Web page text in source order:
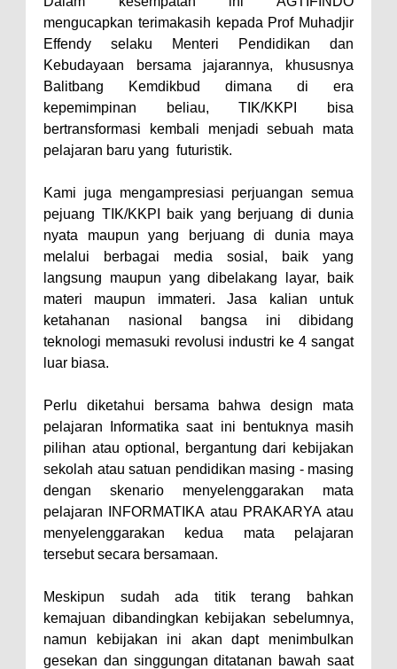
mengucapkan terimakasih kepada Prof Muhadjir
Effendy selaku Menteri Pendidikan dan
Kebudayaan bersama jajarannya, khususnya
Balitbang Kemdikbud dimana di era
kepemimpinan beliau, TIK/KKPI bisa
bertransformasi kembali menjadi sebuah mata
pelajaran baru yang futuristik.
Kami juga mengampresiasi perjuangan semua
pejuang TIK/KKPI baik yang berjuang di dunia
nyata maupun yang berjuang di dunia maya
melalui berbagai media sosial, baik yang
langsung maupun yang dibelakang layar, baik
materi maupun immateri. Jasa kalian untuk
ketahanan nasional bangsa ini dibidang
teknologi memasuki revolusi industri ke 4 sangat
luar biasa.
Perlu diketahui bersama bahwa design mata
pelajaran Informatika saat ini bentuknya masih
pilihan atau optional, bergantung dari kebijakan
sekolah atau satuan pendidikan masing - masing
dengan skenario menyelenggarakan mata
pelajaran INFORMATIKA atau PRAKARYA atau
menyelenggarakan kedua mata pelajaran
tersebut secara bersamaan.
Meskipun sudah ada titik terang bahkan
kemajuan dibandingkan kebijakan sebelumnya,
namun kebijakan ini akan dapt menimbulkan
gesekan dan singgungan ditatanan bawah saat